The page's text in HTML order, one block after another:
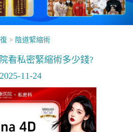
> 陰道緊縮術
看私密緊縮術多少錢?
2025-11-24